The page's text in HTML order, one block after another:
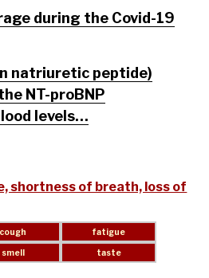
during the Covid-19
natriuretic peptide)
NT-proBNP
levels…
shortness of breath, loss of